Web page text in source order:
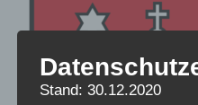
Stand: 30.12.2020